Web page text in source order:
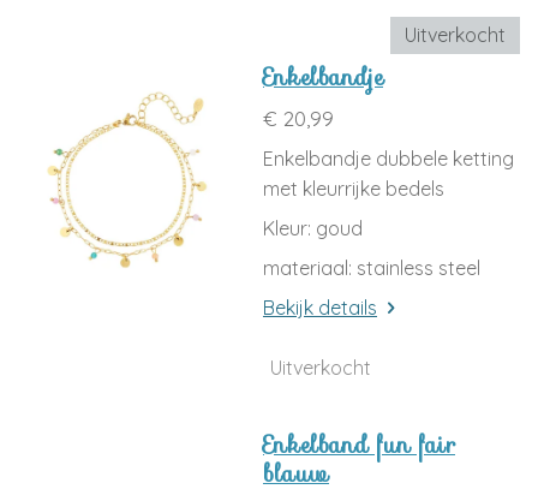
Uitverkocht
Enkelbandje
€ 20,99
Enkelbandje dubbele ketting
met kleurrijke bedels
Kleur: goud
materiaal: stainless steel
Bekijk details
Uitverkocht
Enkelband fun fair
blauw